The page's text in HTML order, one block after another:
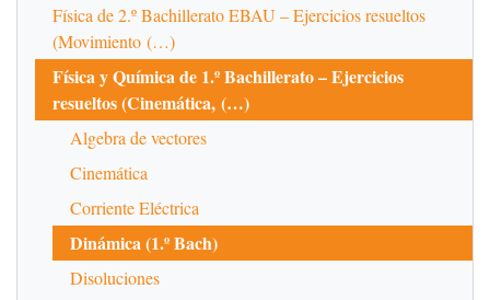
Física de 2.º Bachillerato EBAU – Ejercicios resueltos
(Movimiento (…)
Física y Química de 1.º Bachillerato – Ejercicios
resueltos (Cinemática, (…)
Algebra de vectores
Cinemática
Corriente Eléctrica
Dinámica (1.º Bach)
Disoluciones